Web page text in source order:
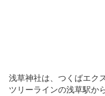
浅草神社は、つくばエク
ツリーラインの浅草駅か